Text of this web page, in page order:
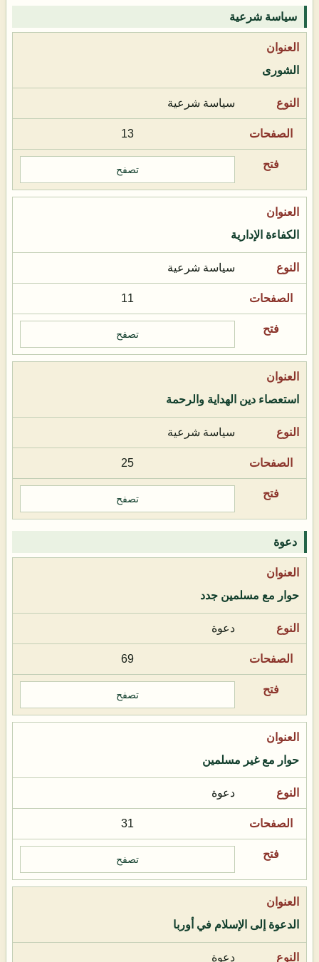
سياسة شرعية
الشورى
سياسة شرعية
13
تصفح
الكفاءة الإدارية
سياسة شرعية
11
تصفح
استعصاء دين الهداية والرحمة
سياسة شرعية
25
تصفح
دعوة
حوار مع مسلمين جدد
دعوة
69
تصفح
حوار مع غير مسلمين
دعوة
31
تصفح
الدعوة إلى الإسلام في أوربا
دعوة